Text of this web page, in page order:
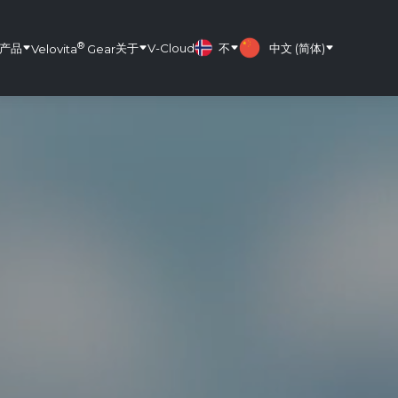
产品 Velovita® Gear关于 V-Cloud 不 中文 (简体)